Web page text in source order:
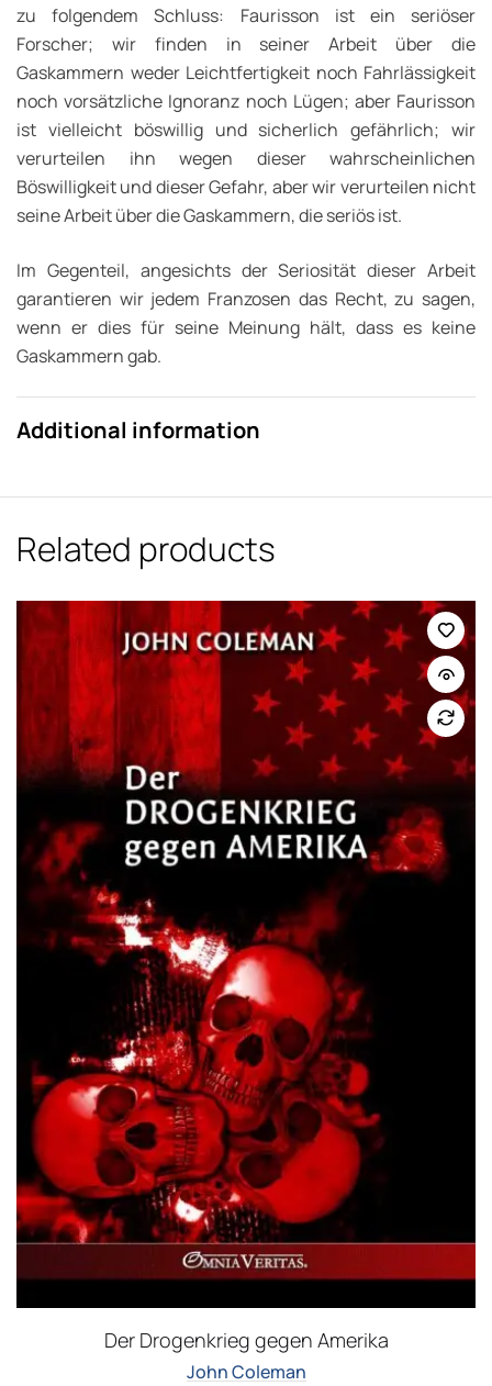
zu folgendem Schluss: Faurisson ist ein seriöser
Forscher; wir finden in seiner Arbeit über die
Gaskammern weder Leichtfertigkeit noch Fahrlässigkeit
noch vorsätzliche Ignoranz noch Lügen; aber Faurisson
ist vielleicht böswillig und sicherlich gefährlich; wir
verurteilen ihn wegen dieser wahrscheinlichen
Böswilligkeit und dieser Gefahr, aber wir verurteilen nicht
seine Arbeit über die Gaskammern, die seriös ist.
Im Gegenteil, angesichts der Seriosität dieser Arbeit
garantieren wir jedem Franzosen das Recht, zu sagen,
wenn er dies für seine Meinung hält, dass es keine
Gaskammern gab.
Additional information
Related products
Der Drogenkrieg gegen Amerika
John Coleman